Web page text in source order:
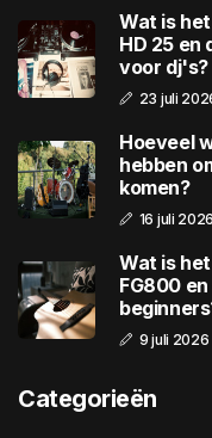
Wat is
HD 25 en
voor dj's?
23 juli
Hoeveel
hebben
komen?
16 juli 2026
Wat is
FG800
9 juli 2026
Categorieën